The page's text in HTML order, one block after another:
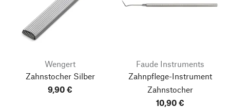
Wengert
Zahnstocher Silber
9,90 €
Faude Instruments
Zahnpflege-Instrument
Zahnstocher
10,90 €